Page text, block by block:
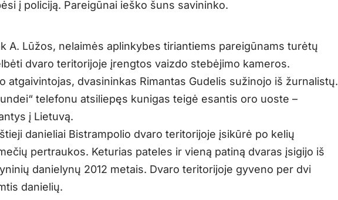
į policiją. Pareigūnai ieško šuns savininko.
A. Lūžos, nelaimės aplinkybes tiriantiems pareigūnams turėtų
dvaro teritorijoje įrengtos vaizdo stebėjimo kameros.
atgaivintojas, dvasininkas Rimantas Gudelis sužinojo iš žurnalistų.
telefonu atsiliepęs kunigas teigė esantis oro uoste –
į Lietuvą.
danieliai Bistrampolio dvaro teritorijoje įsikūrė po kelių
pertraukos. Keturias pateles ir vieną patiną dvaras įsigijo iš
danielynų 2012 metais. Dvaro teritorijoje gyveno per dvi
danielių.